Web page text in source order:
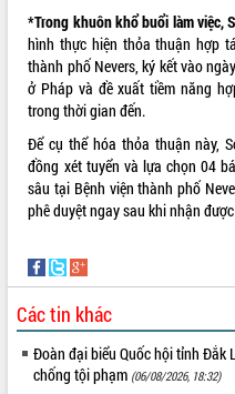
nhất, Quốc hội khóa XVI
Quyết liệt cải cách hành chính, khơi
thông nguồn lực phát triển
Nâng cao hiệu lực, hiệu quả HĐND
tỉnh thông qua hiện đại hóa hành chính
Xã Ea Phê gắn cải cách hành chính với
chuyển đổi số
Phó Chủ tịch Thường trực UBND tỉnh
Hồ Thị Nguyên Thảo làm việc tại Trung
Phê
hành cùng nông dân dân, doanh nghiệp
Giai đoạn 2026-2030, Đắk Lắk phấn
đấu có 77% xã đạt chuẩn nông thôn
*Trong khuôn khổ buổi làm việc,
hình thực hiện thỏa thuận hợp
thành phố Nevers, ký kết vào
ở Pháp và đề xuất tiềm năng
trong thời gian đến.
Để cụ thể hóa thỏa thuận này,
đồng xét tuyển và lựa chọn 04
sâu tại Bệnh viện thành phố
phê duyệt ngay sau khi nhận
Các tin khác
Đoàn đại biểu Quốc hội tỉnh Đắk
chống tội phạm (06/08/2026, 18:32)